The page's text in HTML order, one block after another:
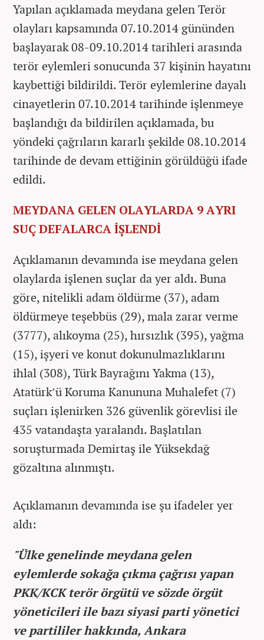
Yapılan açıklamada meydana gelen Terör
olayları kapsamında 07.10.2014 gününden
başlayarak 08-09.10.2014 tarihleri arasında
terör eylemleri sonucunda 37 kişinin hayatını
kaybettiği bildirildi. Terör eylemlerine dayalı
cinayetlerin 07.10.2014 tarihinde işlenmeye
başlandığı da bildirilen açıklamada, bu
yöndeki çağrıların kararlı şekilde 08.10.2014
tarihinde de devam ettiğinin görüldüğü ifade
edildi.
MEYDANA GELEN OLAYLARDA 9 AYRI
SUÇ DEFALARCA İŞLENDİ
Açıklamanın devamında ise meydana gelen
olaylarda işlenen suçlar da yer aldı. Buna
göre, nitelikli adam öldürme (37), adam
öldürmeye teşebbüs (29), mala zarar verme
(3777), alıkoyma (25), hırsızlık (395), yağma
(15), işyeri ve konut dokunulmazlıklarını
ihlal (308), Türk Bayrağını Yakma (13),
Atatürk’ü Koruma Kanununa Muhalefet (7)
suçları işlenirken 326 güvenlik görevlisi ile
435 vatandaşta yaralandı. Başlatılan
soruşturmada Demirtaş ile Yüksekdağ
gözaltına alınmıştı.
Açıklamanın devamında ise şu ifadeler yer
aldı:
"Ülke genelinde meydana gelen
eylemlerde sokağa çıkma çağrısı yapan
PKK/KCK terör örgütü ve sözde örgüt
yöneticileri ile bazı siyasi parti yönetici
ve partililer hakkında, Ankara